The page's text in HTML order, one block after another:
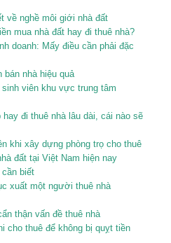
về nghề môi giới nhà đất
mua nhà đất hay đi thuê nhà?
doanh: Mấy điều cần phải đặc
bán nhà hiệu quả
viên khu vực trung tâm
đi thuê nhà lâu dài, cái nào sẽ
khi xây dựng phòng trọ cho thuê
đất tại Việt Nam hiện nay
cần biết
xuất một người thuê nhà
thận vấn đề thuê nhà
cho thuê để không bị quỵt tiền